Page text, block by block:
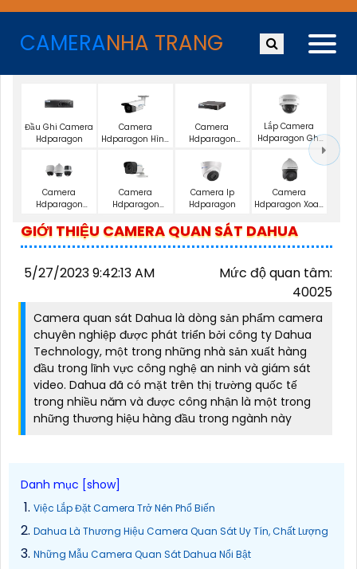
CAMERANHA TRANG
Đầu Ghi Camera
Hdparagon
Camera
Hdparagon Hình
Camera
Hdparagon
Lắp Camera
Hdparagon Ghi
Camera
Hdparagon
Camera
Hdparagon
Camera Ip
Hdparagon
Camera
Hdparagon Xoay
GIỚI THIỆU CAMERA QUAN SÁT DAHUA
5/27/2023 9:42:13 AM
Mức độ quan tâm:
40025
Camera quan sát Dahua là dòng sản phẩm camera
chuyên nghiệp được phát triển bởi công ty Dahua
Technology, một trong những nhà sản xuất hàng
đầu trong lĩnh vực công nghệ an ninh và giám sát
video. Dahua đã có mặt trên thị trường quốc tế
trong nhiều năm và được công nhận là một trong
những thương hiệu hàng đầu trong ngành này
Việc Lắp Đặt Camera Trở Nên Phổ Biến
Dahua Là Thương Hiệu Camera Quan Sát Uy Tín, Chất Lượng
Những Mẫu Camera Quan Sát Dahua Nổi Bật